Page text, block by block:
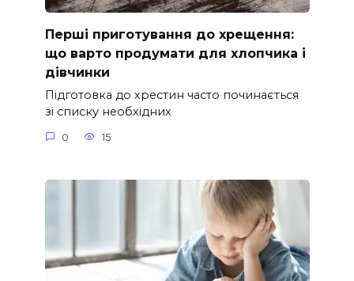
Перші приготування до хрещення:
що варто продумати для хлопчика і
дівчинки
Підготовка до хрестин часто починається
зі списку необхідних
0 15